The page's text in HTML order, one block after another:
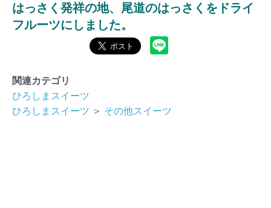
はっさく発祥の地、尾道のはっさくをドライ
フルーツにしました。
関連カテゴリ
ひろしまスイーツ
ひろしまスイーツ ＞ その他スイーツ